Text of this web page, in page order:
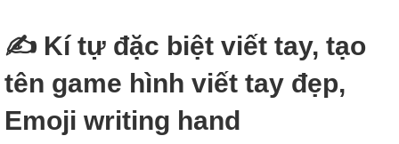
✍ Kí tự đặc biệt viết tay, tạo
tên game hình viết tay đẹp,
Emoji writing hand